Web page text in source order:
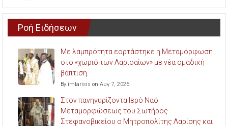
Ροή Ειδήσεων
Με λαμπρότητα εορτάστηκε η Μεταμόρφωση
στο «χωριό των Λαρισαίων» με νέα ομαδική
βάπτιση.
By imlarisis on Αυγ 7, 2026
Στον πανηγυρίζοντα Ιερό Ναό
Μεταμορφώσεως του Σωτήρος
Στεφανοβικείου ο Μητροπολίτης Λαρίσης και